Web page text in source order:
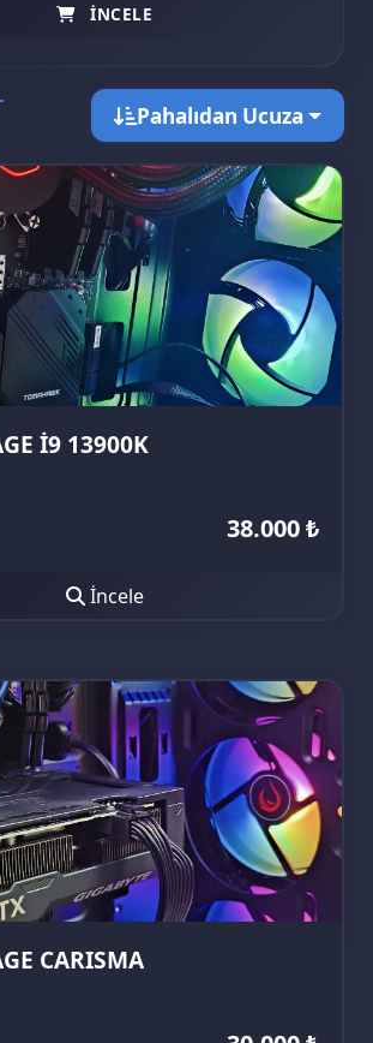
İNCELE
Pahalıdan Ucuza
İ9 13900K
38.000 ₺
İncele
CARISMA